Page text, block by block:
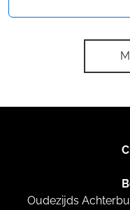
Oudezijds